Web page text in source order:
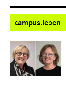
campus.leben